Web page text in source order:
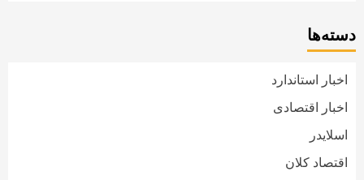
دسته‌ها
اخبار استاندارد
اخبار اقتصادی
اسلایدر
اقتصاد کلان